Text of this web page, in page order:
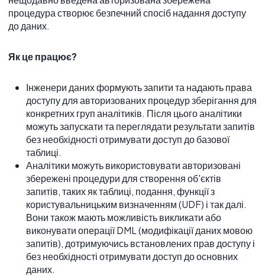
процедура створює безпечний спосіб надання доступу
до даних.
Як це працює?
Інженери даних формують запити та надають права
доступу для авторизованих процедур зберігання для
конкретних груп аналітиків. Після цього аналітики
можуть запускати та переглядати результати запитів
без необхідності отримувати доступ до базової
таблиці.
Аналітики можуть використовувати авторизовані
збережені процедури для створення об'єктів
запитів, таких як таблиці, подання, функції з
користувальницьким визначенням (UDF) і так далі.
Вони також мають можливість викликати або
виконувати операції DML (модифікації даних мовою
запитів), дотримуючись встановлених прав доступу і
без необхідності отримувати доступ до основних
даних.